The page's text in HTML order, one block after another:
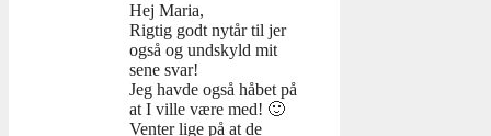
Hej Maria,
Rigtig godt nytår til jer
også og undskyld mit
sene svar!
Jeg havde også håbet på
at I ville være med! 🙂
Venter lige på at de